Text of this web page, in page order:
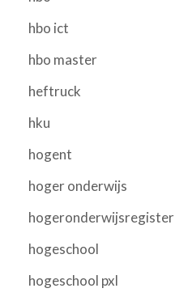
hbo ict
hbo master
heftruck
hku
hogent
hoger onderwijs
hogeronderwijsregister
hogeschool
hogeschool pxl